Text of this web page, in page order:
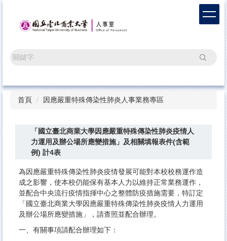
搜尋
首頁 因應嚴重特殊傳染性肺炎人事業務專區
「國立臺北商業大學因應嚴重特殊傳染性肺炎疫情人
力運用及辦公場所應變措施」及相關填報表件(含範
例) 計4表
為因應嚴重特殊傳染性肺炎疫情發展可能對本校校務運作造
成之影響，使本校仍能保有基本人力以維持正常業務運作，
並配合中央流行疫情指揮中心之整體防疫措施需要，特訂定
「國立臺北商業大學因應嚴重特殊傳染性肺炎疫情人力運用
及辦公場所應變措施」，請查照並配合辦理。
一、有關事項請配合辦理如下：